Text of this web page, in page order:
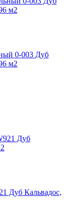
0-003 Дуб
м2
Дуб Кальвадос,